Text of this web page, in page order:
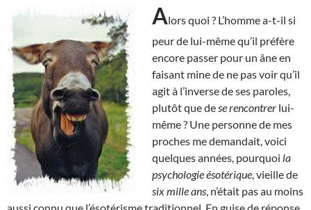
Alors quoi ? L’homme a-t-il si
peur de lui-même qu’il préfère
encore passer pour un âne en
faisant mine de ne pas voir qu’il
agit à l’inverse de ses paroles,
plutôt que de se rencontrer lui-
même ? Une personne de mes
proches me demandait, voici
quelques années, pourquoi la
psychologie ésotérique , vieille de
six mille ans , n’était pas au moins
aussi connu que l’ésotérisme traditionnel. En guise de réponse,